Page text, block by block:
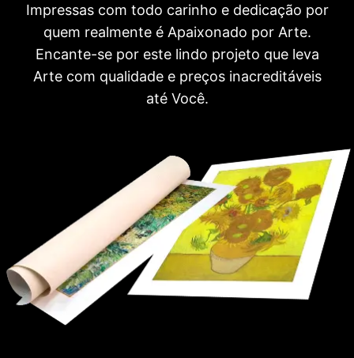
Impressas com todo carinho e dedicação por
quem realmente é Apaixonado por Arte.
Encante-se por este lindo projeto que leva
Arte com qualidade e preços inacreditáveis
até Você.